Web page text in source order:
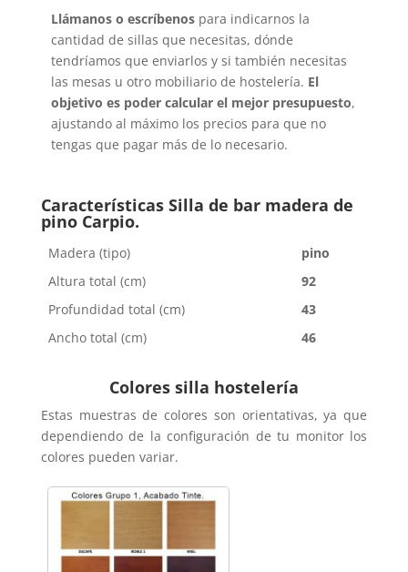
Llámanos o escríbenospara indicarnos la
cantidad de sillas que necesitas, dónde
tendríamos que enviarlos y si también necesitas
las mesas u otro mobiliario de hostelería. El
objetivo es poder calcular el mejor presupuesto,
ajustando al máximo los precios para que no
tengas que pagar más de lo necesario.
Características Silla de bar madera de
pino Carpio.
Madera (tipo)
pino
Altura total (cm)
92
Profundidad total (cm)
43
Ancho total (cm)
46
Colores silla hostelería
Estas muestras de colores son orientativas, ya que
dependiendo de la configuración de tu monitor los
colores pueden variar.